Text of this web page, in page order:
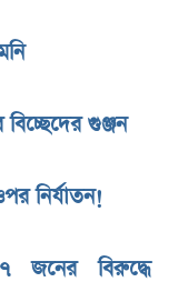
গুঞ্জন
নির্যাতন!
জনের বিরুদ্ধে